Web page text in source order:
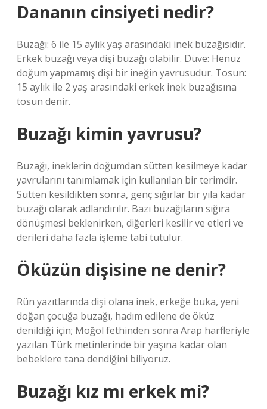
Dananın cinsiyeti nedir?
Buzağı: 6 ile 15 aylık yaş arasındaki inek buzağısıdır.
Erkek buzağı veya dişi buzağı olabilir. Düve: Henüz
doğum yapmamış dişi bir ineğin yavrusudur. Tosun:
15 aylık ile 2 yaş arasındaki erkek inek buzağısına
tosun denir.
Buzağı kimin yavrusu?
Buzağı, ineklerin doğumdan sütten kesilmeye kadar
yavrularını tanımlamak için kullanılan bir terimdir.
Sütten kesildikten sonra, genç sığırlar bir yıla kadar
buzağı olarak adlandırılır. Bazı buzağıların sığıra
dönüşmesi beklenirken, diğerleri kesilir ve etleri ve
derileri daha fazla işleme tabi tutulur.
Öküzün dişisine ne denir?
Rün yazıtlarında dişi olana inek, erkeğe buka, yeni
doğan çocuğa buzağı, hadım edilene de öküz
denildiği için; Moğol fethinden sonra Arap harfleriyle
yazılan Türk metinlerinde bir yaşına kadar olan
bebeklere tana dendiğini biliyoruz.
Buzağı kız mı erkek mi?